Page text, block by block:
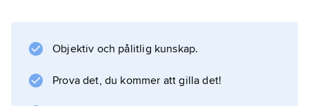
målet. Beslut som inte är slutligt ska, i den
beslutet grundas.
Objektiv och pålitlig kunskap.
Prova det, du kommer att gilla det!